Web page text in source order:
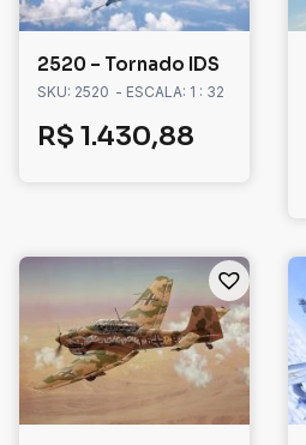
2520 – Tornado IDS
SKU: 2520 - ESCALA: 1 : 32
R$ 1.430,88